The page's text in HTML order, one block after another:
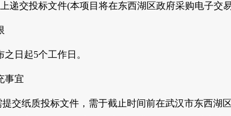
递交投标文件(本项目将在东西湖区政府采购电子交
之日起5个工作日。
事宜
提交纸质投标文件，需于截止时间前在武汉市东西湖